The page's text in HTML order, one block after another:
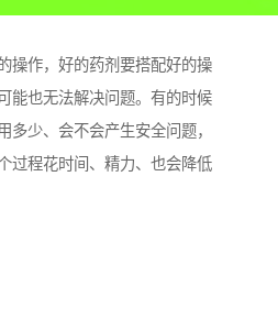
操作，好的药剂要搭配好的操
能也无法解决问题。有的时候
多少、会不会产生安全问题，
过程花时间、精力、也会降低